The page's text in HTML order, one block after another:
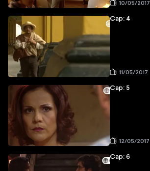
10/05/2017
Cap: 4
11/05/2017
Cap: 5
12/05/2017
Cap: 6